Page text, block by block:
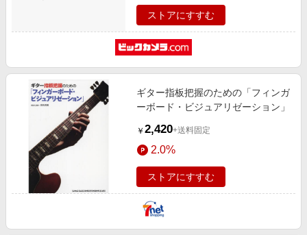
ストアにすすむ
ギター指板把握のための「フィンガ
ーボード・ビジュアリゼーション」
￥ 2,420+送料固定
2.0%
ストアにすすむ